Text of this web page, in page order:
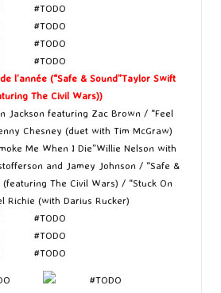
l’année (“Safe & Sound”Taylor Swift
The Civil Wars))
Jackson featuring Zac Brown / “Feel
Chesney (duet with Tim McGraw)
Me When I Die”Willie Nelson with
and Jamey Johnson / “Safe &
The Civil Wars) / “Stuck On
Richie (with Darius Rucker)